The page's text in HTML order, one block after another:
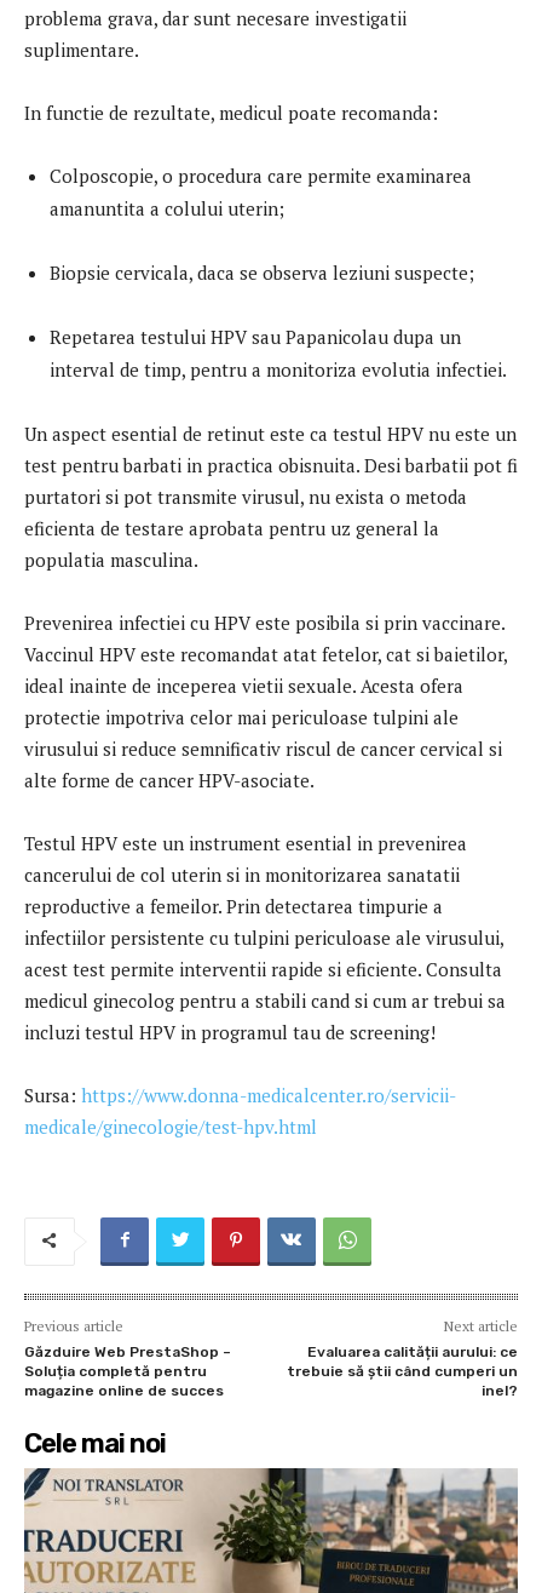
problema grava, dar sunt necesare investigatii
suplimentare.
In functie de rezultate, medicul poate recomanda:
Colposcopie, o procedura care permite examinarea
amanuntita a colului uterin;
Biopsie cervicala, daca se observa leziuni suspecte;
Repetarea testului HPV sau Papanicolau dupa un
interval de timp, pentru a monitoriza evolutia infectiei.
Un aspect esential de retinut este ca testul HPV nu este un
test pentru barbati in practica obisnuita. Desi barbatii pot fi
purtatori si pot transmite virusul, nu exista o metoda
eficienta de testare aprobata pentru uz general la
populatia masculina.
Prevenirea infectiei cu HPV este posibila si prin vaccinare.
Vaccinul HPV este recomandat atat fetelor, cat si baietilor,
ideal inainte de inceperea vietii sexuale. Acesta ofera
protectie impotriva celor mai periculoase tulpini ale
virusului si reduce semnificativ riscul de cancer cervical si
alte forme de cancer HPV-asociate.
Testul HPV este un instrument esential in prevenirea
cancerului de col uterin si in monitorizarea sanatatii
reproductive a femeilor. Prin detectarea timpurie a
infectiilor persistente cu tulpini periculoase ale virusului,
acest test permite interventii rapide si eficiente. Consulta
medicul ginecolog pentru a stabili cand si cum ar trebui sa
incluzi testul HPV in programul tau de screening!
Sursa: https://www.donna-medicalcenter.ro/servicii-
medicale/ginecologie/test-hpv.html
Previous article
Găzduire Web PrestaShop –
Soluția completă pentru
magazine online de succes
Next article
Evaluarea calității aurului: ce
trebuie să știi când cumperi un
inel?
Cele mai noi